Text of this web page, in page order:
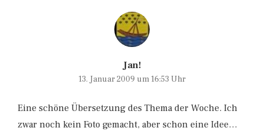
Jan!
13. Januar 2009 um 16:53 Uhr
Eine schöne Übersetzung des Thema der Woche. Ich
zwar noch kein Foto gemacht, aber schon eine Idee…